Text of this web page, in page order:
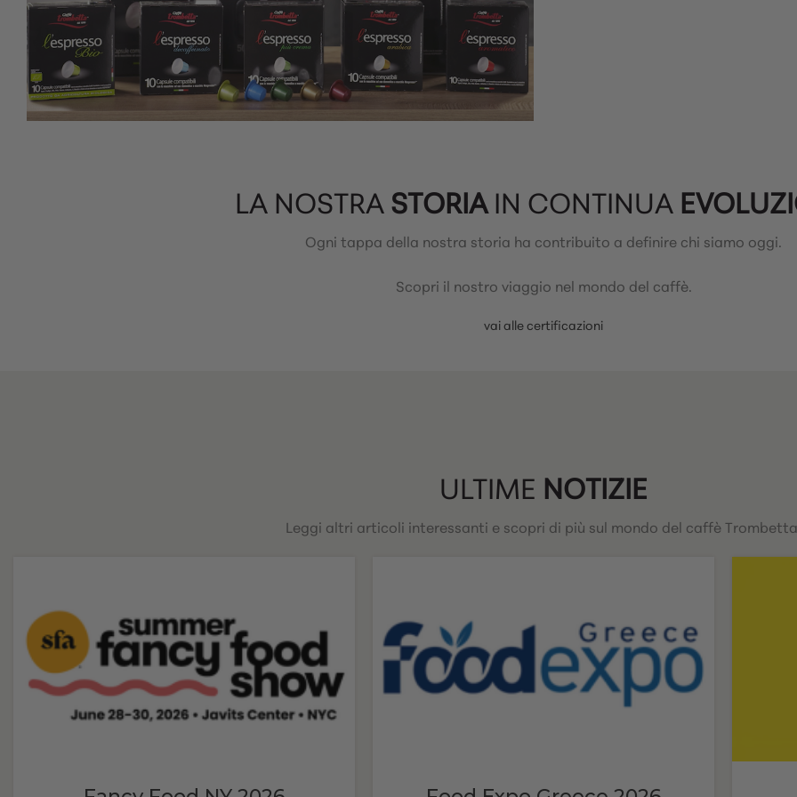
LA NOSTRA STORIAIN CONTINUA
Ogni tappa della nostra storia ha contribuito a definire chi siamo oggi.
Scopri il nostro viaggio nel mondo del caffè.
vai alle certificazioni
ULTIME NOTIZIE
Leggi altri articoli interessanti e scopri di più sul mondo del caffè